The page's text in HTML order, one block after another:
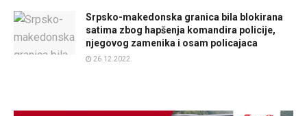
Srpsko-makedonska granica bila blokirana
satima zbog hapšenja komandira policije,
njegovog zamenika i osam policajaca
26.12.2022.